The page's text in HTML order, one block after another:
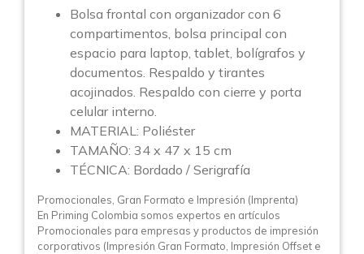
Bolsa frontal con organizador con 6
compartimentos, bolsa principal con
espacio para laptop, tablet, bolígrafos y
documentos. Respaldo y tirantes
acojinados. Respaldo con cierre y porta
celular interno.
MATERIAL: Poliéster
TAMAÑO: 34 x 47 x 15 cm
TÉCNICA: Bordado / Serigrafía
Promocionales, Gran Formato e Impresión (Imprenta)
En Priming Colombia somos expertos en artículos
Promocionales para empresas y productos de impresión
corporativos (Impresión Gran Formato, Impresión Offset e